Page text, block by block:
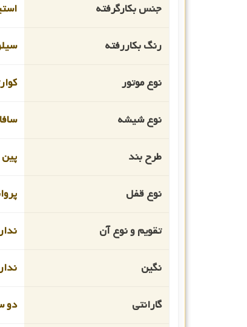
جنس بکارگرفته
رنگ بکاررفته
نوع موتور
نوع شیشه
طرح بند
نوع قفل
تقویم و نوع آن
نگین
گارانتی دو